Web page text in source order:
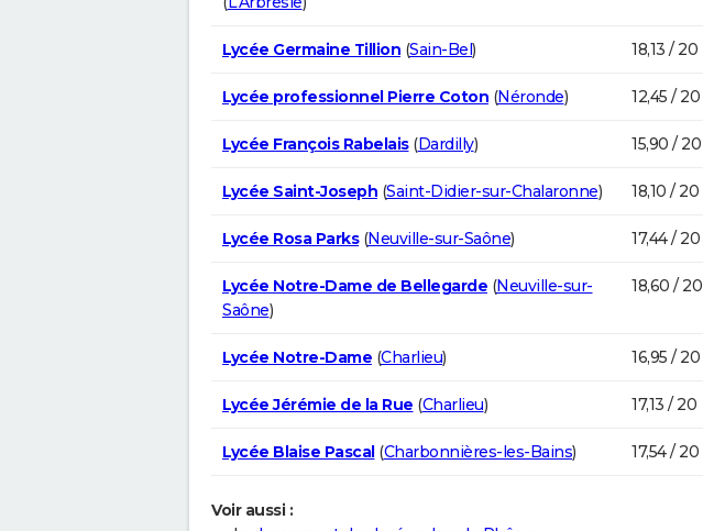
Lycée Germaine Tillion (Sain-Bel) 18,13 / 20
Lycée professionnel Pierre Coton (Néronde) 12,45 / 20
Lycée François Rabelais(Dardilly) 15,90 / 20
Lycée Saint-Joseph (Saint-Didier-sur-Chalaronne) 18,10 / 20
Lycée Rosa Parks(Neuville-sur-Saône) 17,44 / 20
Lycée Notre-Dame de Bellegarde (Neuville-sur-
Saône)
18,60 / 20
Lycée Notre-Dame (Charlieu) 16,95 / 20
Lycée Jérémie de la Rue (Charlieu) 17,13 / 20
Lycée Blaise Pascal(Charbonnières-les-Bains) 17,54 / 20
Voir aussi :